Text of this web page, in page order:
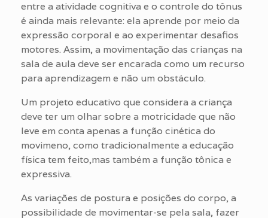
entre a atividade cognitiva e o controle do tônus
é ainda mais relevante: ela aprende por meio da
expressão corporal e ao experimentar desafios
motores. Assim, a movimentação das crianças na
sala de aula deve ser encarada como um recurso
para aprendizagem e não um obstáculo.
Um projeto educativo que considera a criança
deve ter um olhar sobre a motricidade que não
leve em conta apenas a função cinética do
movimeno, como tradicionalmente a educação
física tem feito,mas também a função tônica e
expressiva.
As variações de postura e posições do corpo, a
possibilidade de movimentar-se pela sala, fazer